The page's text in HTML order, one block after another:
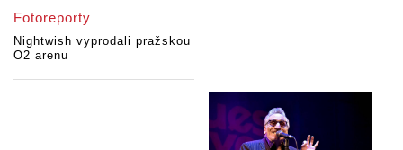
Fotoreporty
Nightwish vyprodali pražskou
O2 arenu